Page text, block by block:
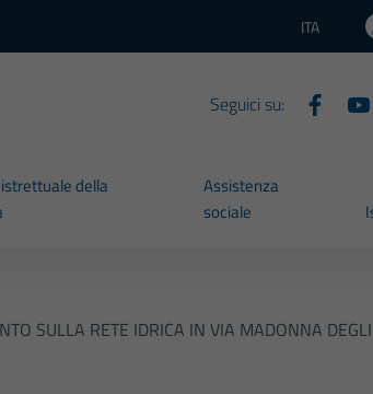
Lingua
ITA
Seguici su:
della
Assistenza
sociale
SULLA RETE IDRICA IN VIA MADONNA